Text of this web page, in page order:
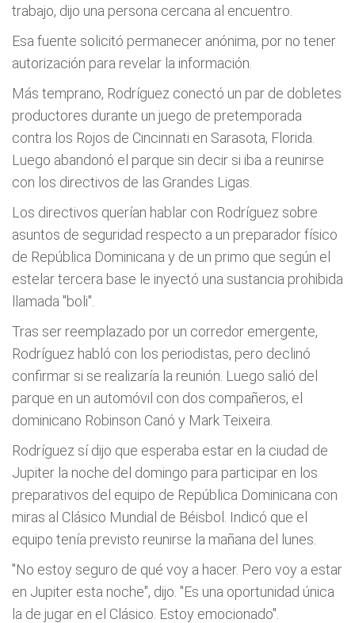
trabajo, dijo una persona cercana al encuentro.
Esa fuente solicitó permanecer anónima, por no tener
autorización para revelar la información.
Más temprano, Rodríguez conectó un par de dobletes
productores durante un juego de pretemporada
contra los Rojos de Cincinnati en Sarasota, Florida.
Luego abandonó el parque sin decir si iba a reunirse
con los directivos de las Grandes Ligas.
Los directivos querían hablar con Rodríguez sobre
asuntos de seguridad respecto a un preparador físico
de República Dominicana y de un primo que según el
estelar tercera base le inyectó una sustancia prohibida
llamada "boli".
Tras ser reemplazado por un corredor emergente,
Rodríguez habló con los periodistas, pero declinó
confirmar si se realizaría la reunión. Luego salió del
parque en un automóvil con dos compañeros, el
dominicano Robinson Canó y Mark Teixeira.
Rodríguez sí dijo que esperaba estar en la ciudad de
Jupiter la noche del domingo para participar en los
preparativos del equipo de República Dominicana con
miras al Clásico Mundial de Béisbol. Indicó que el
equipo tenía previsto reunirse la mañana del lunes.
"No estoy seguro de qué voy a hacer. Pero voy a estar
en Jupiter esta noche", dijo. "Es una oportunidad única
la de jugar en el Clásico. Estoy emocionado".